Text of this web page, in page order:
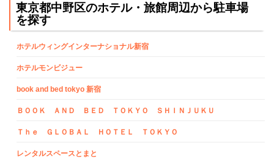
東京都中野区のホテル・旅館周辺から駐車場
を探す
ホテルウィングインターナショナル新宿
ホテルモンビジュー
book and bed tokyo 新宿
ＢＯＯＫ ＡＮＤ ＢＥＤ ＴＯＫＹＯ ＳＨＩＮＪＵＫＵ
Ｔｈｅ ＧＬＯＢＡＬ ＨＯＴＥＬ ＴＯＫＹＯ
レンタルスペースとまと